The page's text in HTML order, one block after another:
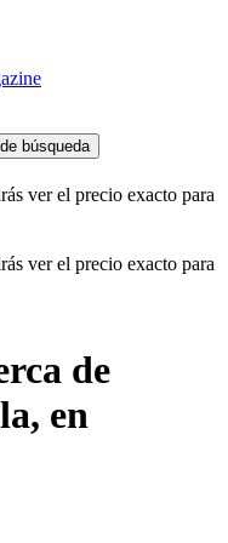
búsqueda
ver el precio exacto para
ver el precio exacto para
de
en